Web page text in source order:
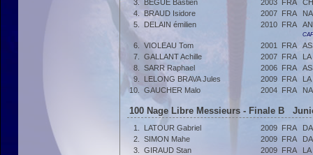
3.
BEGUE Bastien 2003 FRA
4.
BRAUD Isidore 2007 FRA
5.
DELAIN émilien 2010 FRA
6. VIOLEAU Tom 2001 FRA
7.
GALLANT Achille 2007 FRA
8.
SARR Raphael 2006 FRA
9.
LELONG BRAVA Jules 2009 FRA
10.
GAUCHER Malo 2004 FRA
100 Nage Libre Messieurs - Finale B
1. LATOUR Gabriel 2009 FRA
2.
SIMON Mahe 2009 FRA
3.
GIRAUD Stan 2009 FRA